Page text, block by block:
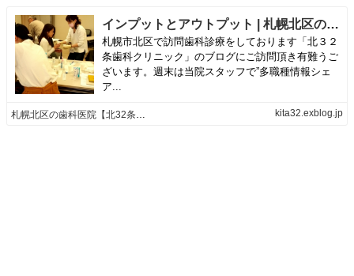
インプットとアウトプット | 札幌北区の歯科医院【北32条歯科クリニック】のブログ
札幌市北区で訪問歯科診療をしております「北３２
条歯科クリニック」のブログにご訪問頂き有難うご
ざいます。週末は当院スタッフで”多職種情報シェ
ア...
札幌北区の歯科医院【北32条歯科クリニック】のブログ kita32.exblog.jp